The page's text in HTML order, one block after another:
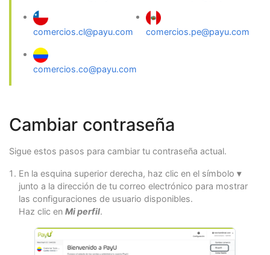
comercios.cl@payu.com
comercios.co@payu.com
comercios.pe@payu.com
Cambiar contraseña
Sigue estos pasos para cambiar tu contraseña actual.
En la esquina superior derecha, haz clic en el símbolo ▾
junto a la dirección de tu correo electrónico para mostrar
las configuraciones de usuario disponibles.
Haz clic en Mi perfil.